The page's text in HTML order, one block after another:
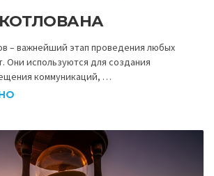
– важнейший этап проведения любых
Они используются для создания
коммуникаций, …